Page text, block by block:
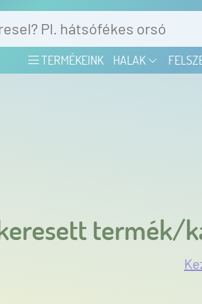
TERMÉKEINK HALAK
termék/